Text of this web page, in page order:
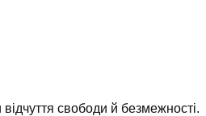
свободи й безмежності.